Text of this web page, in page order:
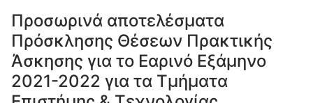
Προσωρινά αποτελέσματα
Πρόσκλησης Θέσεων Πρακτικής
Άσκησης για το Εαρινό Εξάμηνο
2021-2022 για τα Τμήματα